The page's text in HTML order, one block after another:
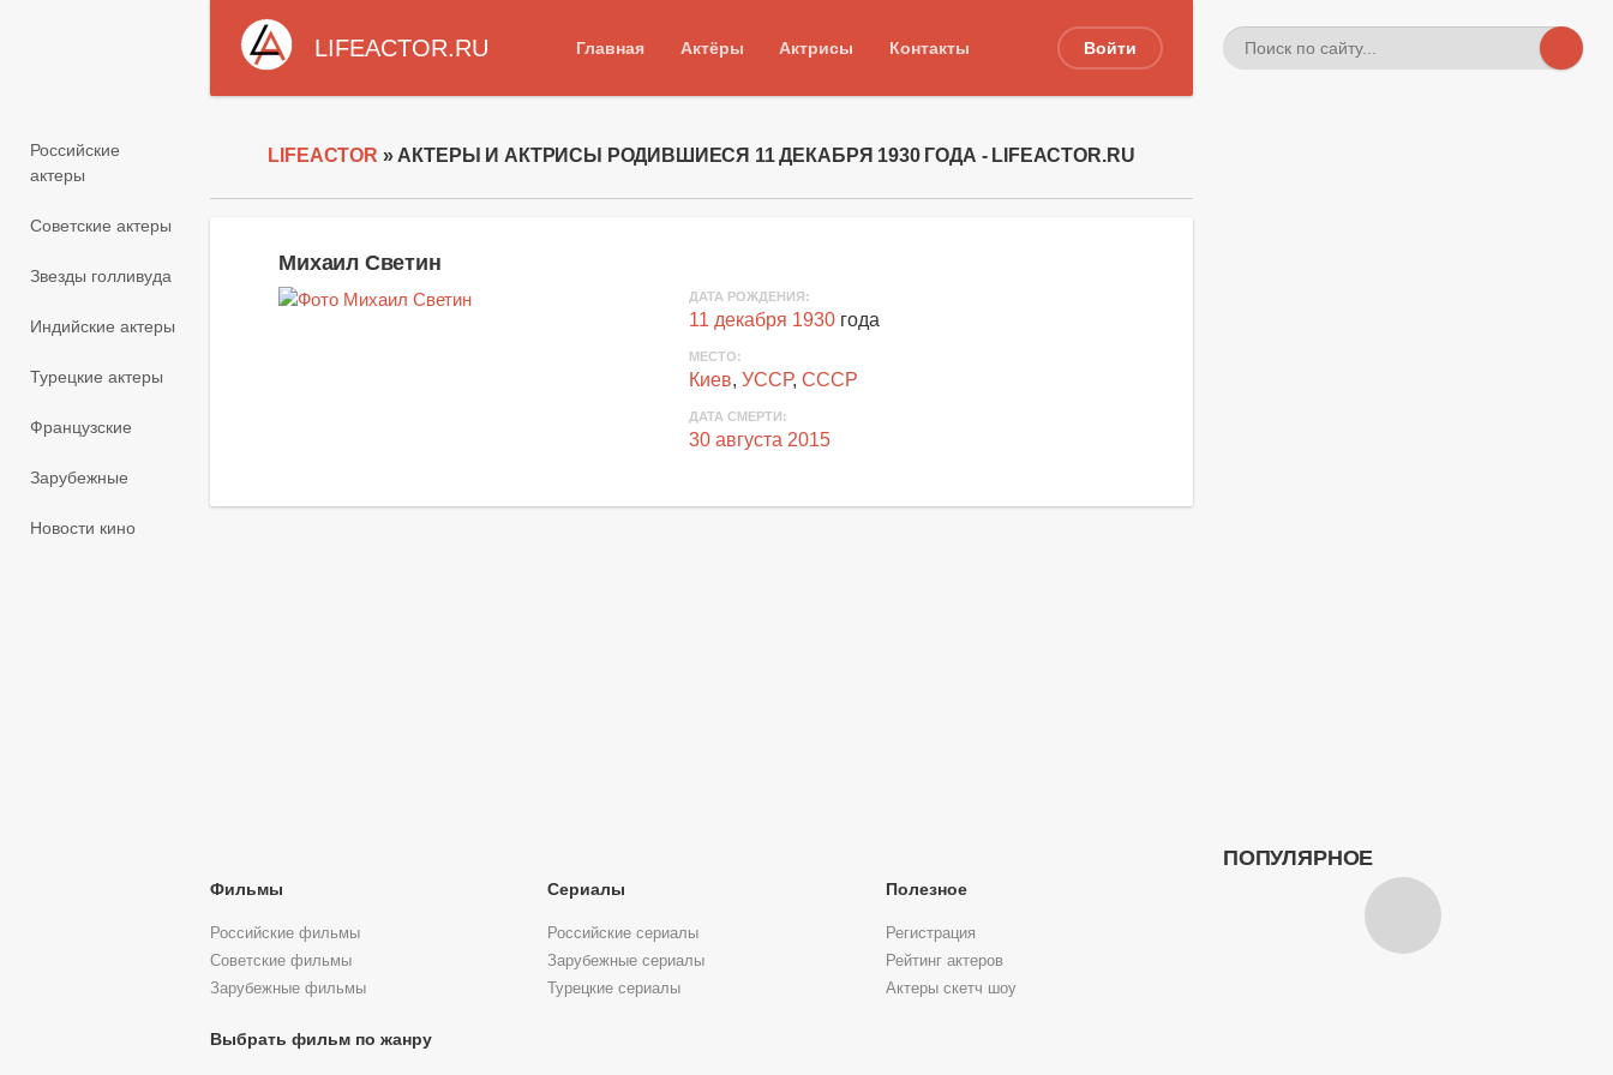
LIFEACTOR.RU Главная Актёры Актрисы Контакты Войти
Российские
актеры
Советские актеры
Звезды голливуда
Индийские актеры
Турецкие актеры
Французские
Зарубежные
Новости кино
LIFEACTOR » АКТЕРЫ И АКТРИСЫ РОДИВШИЕСЯ 11 ДЕКАБРЯ 1930 ГОДА - LIFEACTOR.RU
Михаил Светин
ДАТА РОЖДЕНИЯ:
11 декабря 1930 года
МЕСТО:
Киев,УССР,СССР
ДАТА СМЕРТИ:
30 августа 2015
ПОПУЛЯРНОЕ
Фильмы
Российские фильмы
Советские фильмы
Зарубежные фильмы
Сериалы
Российские сериалы
Зарубежные сериалы
Турецкие сериалы
Полезное
Регистрация
Рейтинг актеров
Актеры скетч шоу
Выбрать фильм по жанру